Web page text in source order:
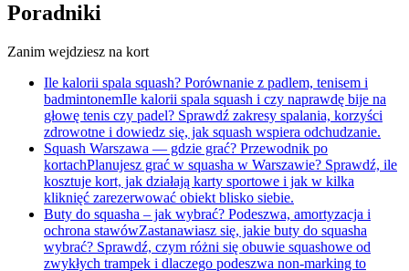
Poradniki
Zanim wejdziesz na kort
Ile kalorii spala squash? Porównanie z padlem, tenisem i
badmintonemIle kalorii spala squash i czy naprawdę bije na
głowę tenis czy padel? Sprawdź zakresy spalania, korzyści
zdrowotne i dowiedz się, jak squash wspiera odchudzanie.
Squash Warszawa — gdzie grać? Przewodnik po
kortachPlanujesz grać w squasha w Warszawie? Sprawdź, ile
kosztuje kort, jak działają karty sportowe i jak w kilka
kliknięć zarezerwować obiekt blisko siebie.
Buty do squasha – jak wybrać? Podeszwa, amortyzacja i
ochrona stawówZastanawiasz się, jakie buty do squasha
wybrać? Sprawdź, czym różni się obuwie squashowe od
zwykłych trampek i dlaczego podeszwa non-marking to